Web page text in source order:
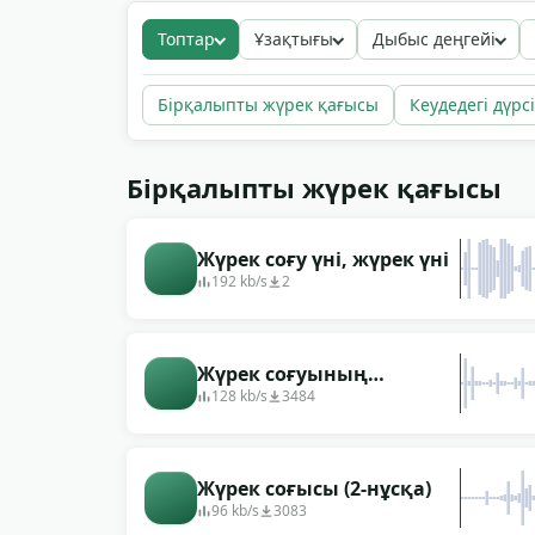
физиологиялық тыныштыққа ең жылдам
жоғары темпке көтеріп, диалогсыз
кардиограмма сигналына сүйенеді.
жүктеу.
Топтар Ұзақтығы Дыбыс деңгейі
Бірқалыпты жүрек қағысы Кеудедегі
Бірқалыпты жүрек қағысы
Жүрек соғу үні, жүрек үні
192 kb/s 2
Жүрек соғуының
дыбыстары мен пульсі
128 kb/s 3484
Жүрек соғысы (2-нұсқа)
96 kb/s 3083